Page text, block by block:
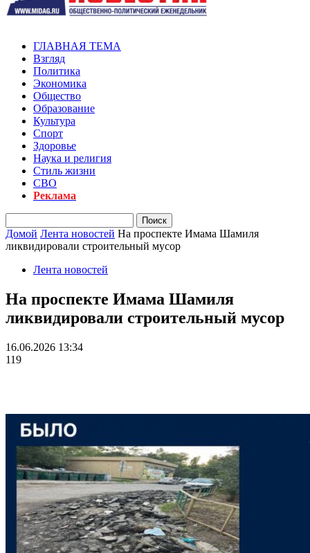
ГЛАВНАЯ ТЕМА
Взгляд
Политика
Экономика
Общество
Образование
Культура
Спорт
Здоровье
Наука и религия
Стиль жизни
СВО
Реклама
Домой Лента новостей На проспекте Имама Шамиля
ликвидировали строительный мусор
Лента новостей
На проспекте Имама Шамиля
ликвидировали строительный мусор
16.06.2026 13:34
119